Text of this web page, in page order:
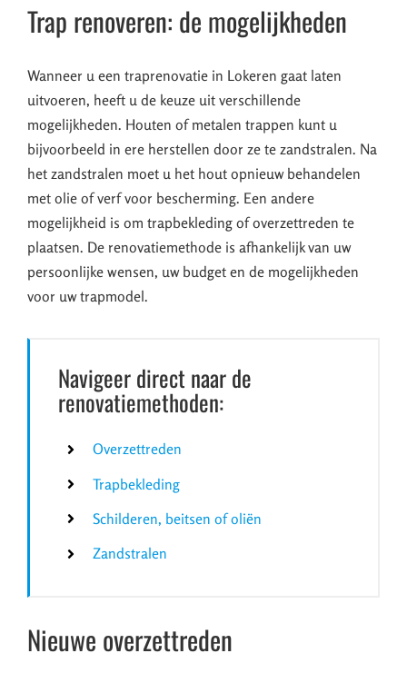
Trap renoveren: de mogelijkheden
Wanneer u een traprenovatie in Lokeren gaat laten
uitvoeren, heeft u de keuze uit verschillende
mogelijkheden. Houten of metalen trappen kunt u
bijvoorbeeld in ere herstellen door ze te zandstralen. Na
het zandstralen moet u het hout opnieuw behandelen
met olie of verf voor bescherming. Een andere
mogelijkheid is om trapbekleding of overzettreden te
plaatsen. De renovatiemethode is afhankelijk van uw
persoonlijke wensen, uw budget en de mogelijkheden
voor uw trapmodel.
Navigeer direct naar de
renovatiemethoden:
Overzettreden
Trapbekleding
Schilderen, beitsen of oliën
Zandstralen
Nieuwe overzettreden